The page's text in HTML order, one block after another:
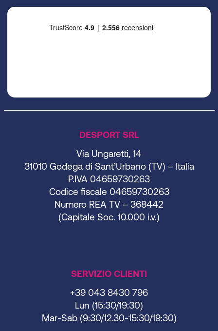
DESPORT SRL
Via Ungaretti, 14
31010 Godega di Sant’Urbano (TV) – Italia
P.IVA 04659730263
Codice fiscale 04659730263
Numero REA TV – 368442
(Capitale Soc. 10.000 i.v.)
SERVIZIO CLIENTI
+39 043 8430 796
Lun (15:30/19:30)
Mar-Sab (9:30/12.30-15:30/19:30)